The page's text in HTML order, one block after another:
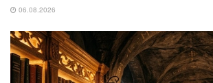
06.08.2026